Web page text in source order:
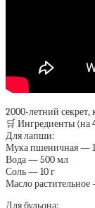
2000-летний секрет,
🛒 Ингредиенты (на
Для лапши:
Мука пшеничная —
Вода — 500 мл
Соль — 10 г
Масло
Для бульона: